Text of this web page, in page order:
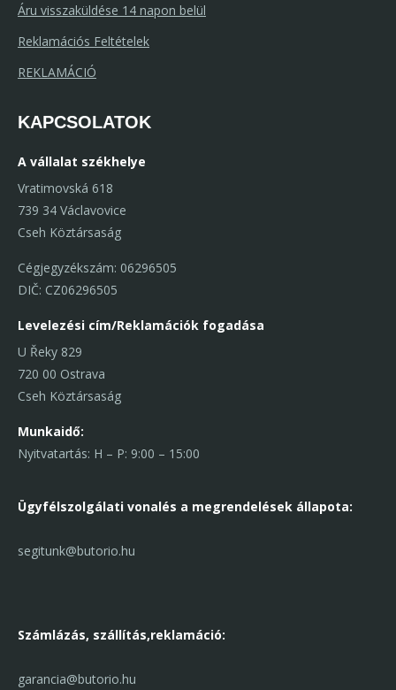
Áru visszaküldése 14 napon belül
Reklamációs Feltételek
REKLAMÁCIÓ
KAPCSOLATOK
A vállalat székhelye
Vratimovská 618
739 34 Václavovice
Cseh Köztársaság
Cégjegyzékszám: 06296505
DIČ: CZ06296505
Levelezési cím/Reklamációk fogadása
U Řeky 829
720 00 Ostrava
Cseh Köztársaság
Munkaidő:
Nyitvatartás: H – P: 9:00 – 15:00
Ügyfélszolgálati vonalés a megrendelések állapota:
segitunk@butorio.hu
Számlázás, szállítás,reklamáció:
garancia@butorio.hu